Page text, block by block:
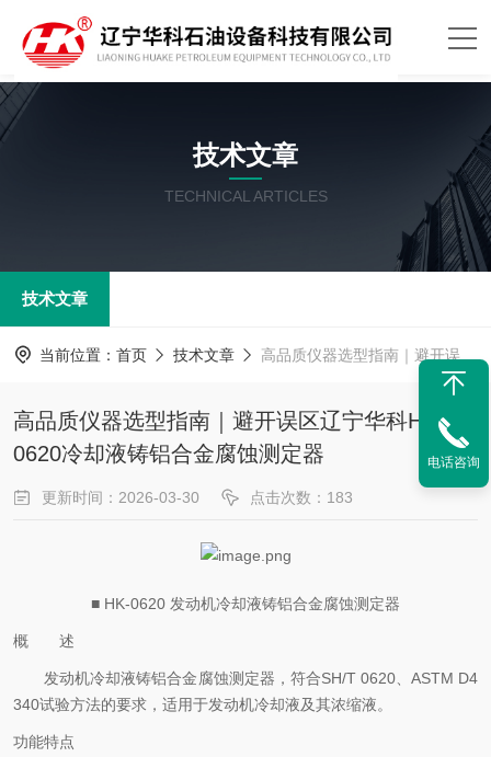
技术文章
TECHNICAL ARTICLES
技术文章
当前位置： 首页 技术文章 高品质仪器选型指南｜避开误区辽宁华科HK-0620冷却液铸铝合金腐蚀测定器
高品质仪器选型指南｜避开误区辽宁华科HK-
0620冷却液铸铝合金腐蚀测定器
更新时间：2026-03-30 点击次数：183
■ HK-0620 发动机冷却液铸铝合金腐蚀测定器
概 述
发动机冷却液铸铝合金腐蚀测定器，符合SH/T 0620、ASTM D4
340试验方法的要求，适用于发动机冷却液及其浓缩液。
功能特点
电话咨询